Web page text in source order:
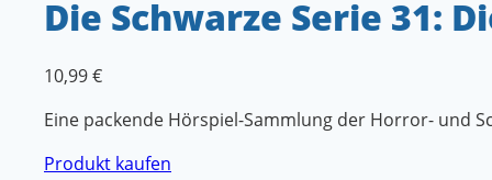
Die Schwarze Serie 31:
10,99€
Eine packende Hörspiel-Sammlung der Horror- und
Produkt kaufen